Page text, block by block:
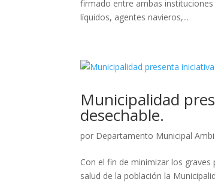
firmado entre ambas
líquidos, agentes navieros,...
Municipalidad
desechable.
por Departamento Municipal
Con el fin de minimizar los
salud de la población la